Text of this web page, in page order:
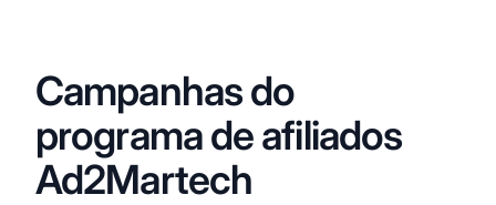
Campanhas do
programa de afiliados
Ad2Martech